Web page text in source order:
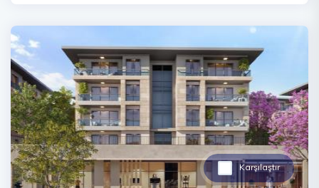
Karşılaştır